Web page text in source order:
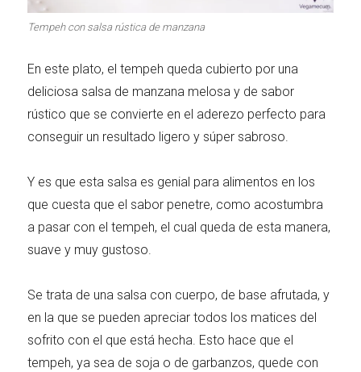
Carnes 2.0
La salsa ideal Los imprescindibles
Días de fiesta Cocina de invierno
Las mejores recetas
Tempeh con salsa rústica de manzana
En este plato, el tempeh queda cubierto por una
deliciosa salsa de manzana melosa y de sabor
rústico que se convierte en el aderezo perfecto para
conseguir un resultado ligero y súper sabroso.
Y es que esta salsa es genial para alimentos en los
que cuesta que el sabor penetre, como acostumbra
a pasar con el tempeh, el cual queda de esta manera,
suave y muy gustoso.
Se trata de una salsa con cuerpo, de base afrutada, y
en la que se pueden apreciar todos los matices del
sofrito con el que está hecha. Esto hace que el
tempeh, ya sea de soja o de garbanzos, quede con